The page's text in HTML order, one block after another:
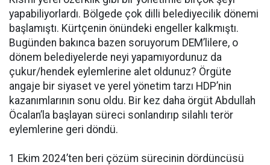
yapabiliyorlardı. Bölgede çok dilli belediyecilik dönemi
başlamıştı. Kürtçenin önündeki engeller kalkmıştı.
Bugünden bakınca bazen soruyorum DEM’lilere, o
dönem belediyelerde neyi yapamıyordunuz da
çukur/hendek eylemlerine alet oldunuz? Örgüte
angaje bir siyaset ve yerel yönetim tarzı HDP’nin
kazanımlarının sonu oldu. Bir kez daha örgüt Abdullah
Öcalan’la başlayan süreci sonlandırıp silahlı terör
eylemlerine geri döndü.
1 Ekim 2024’ten beri çözüm sürecinin dördüncüsü